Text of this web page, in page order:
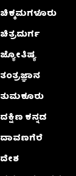
ಚಿಕ್ಕಮಗಳೂರು
ಚಿತ್ರದುರ್ಗ
ಜ್ಯೋತಿಷ್ಯ
ತಂತ್ರಜ್ಞಾನ
ತುಮಕೂರು
ದಕ್ಷಿಣ ಕನ್ನಡ
ದಾವಣಗೆರೆ
ದೇಶ